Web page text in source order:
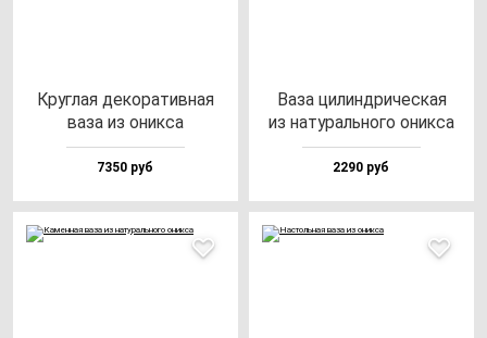
Круг­лая де­ко­ра­тив­ная
ва­за из оник­са
7350 руб
Ваза ци­лин­дри­чес­кая
из на­ту­раль­но­го оник­са
2290 руб